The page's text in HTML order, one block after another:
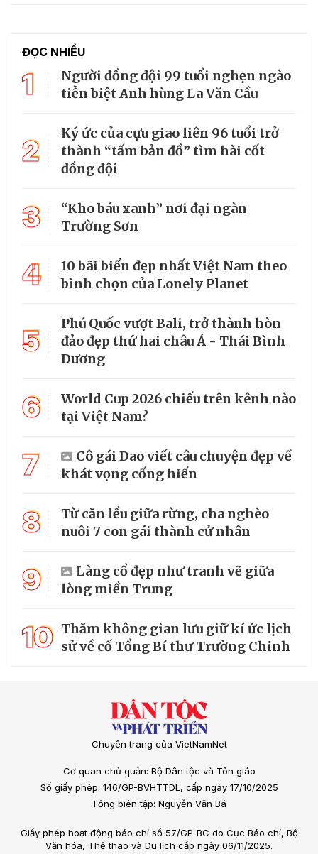
ĐỌC NHIỀU
1
Người đồng đội 99 tuổi nghẹn ngào
tiễn biệt Anh hùng La Văn Cầu
2
Ký ức của cựu giao liên 96 tuổi trở
thành “tấm bản đồ” tìm hài cốt
đồng đội
3
“Kho báu xanh” nơi đại ngàn
Trường Sơn
4
10 bãi biển đẹp nhất Việt Nam theo
bình chọn của Lonely Planet
5
Phú Quốc vượt Bali, trở thành hòn
đảo đẹp thứ hai châu Á - Thái Bình
Dương
6
World Cup 2026 chiếu trên kênh nào
tại Việt Nam?
7
Cô gái Dao viết câu chuyện đẹp về
khát vọng cống hiến
8
Từ căn lều giữa rừng, cha nghèo
nuôi 7 con gái thành cử nhân
9
Làng cổ đẹp như tranh vẽ giữa
lòng miền Trung
10 Thăm không gian lưu giữ kí ức lịch
sử về cố Tổng Bí thư Trường Chinh
Chuyên trang của VietNamNet
Cơ quan chủ quản: Bộ Dân tộc và Tôn giáo
Số giấy phép: 146/GP-BVHTTDL, cấp ngày 17/10/2025
Tổng biên tập: Nguyễn Văn Bá
Giấy phép hoạt động báo chí số 57/GP-BC do Cục Báo chí, Bộ
Văn hóa, Thể thao và Du lịch cấp ngày 06/11/2025.